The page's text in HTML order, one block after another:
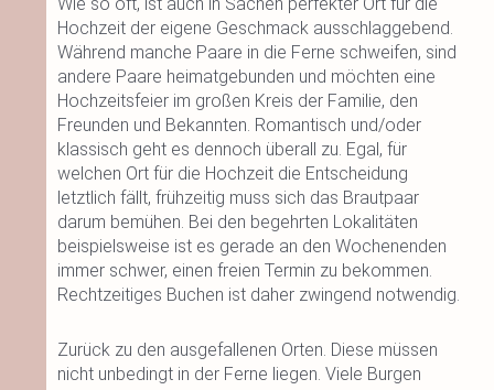
Hochzeit der eigene Geschmack ausschlaggebend.
Während manche Paare in die Ferne schweifen, sind
andere Paare heimatgebunden und möchten eine
Hochzeitsfeier im großen Kreis der Familie, den
Freunden und Bekannten. Romantisch und/oder
klassisch geht es dennoch überall zu. Egal, für
welchen Ort für die Hochzeit die Entscheidung
letztlich fällt, frühzeitig muss sich das Brautpaar
darum bemühen. Bei den begehrten Lokalitäten
beispielsweise ist es gerade an den Wochenenden
immer schwer, einen freien Termin zu bekommen.
Rechtzeitiges Buchen ist daher zwingend notwendig.
Zurück zu den ausgefallenen Orten. Diese müssen
nicht unbedingt in der Ferne liegen. Viele Burgen